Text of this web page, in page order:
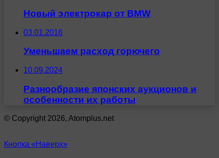
Новый электрокар от BMW
03.01.2016
Уменьшаем расход горючего
10.09.2024
Разнообразие японских аукционов и
особенности их работы
© Copyright 2026, Atomplus.net
Кнопка «Наверх»